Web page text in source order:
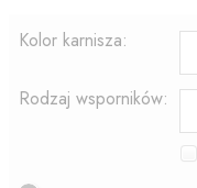
Kolor karnisza:
Rodzaj wsporników: